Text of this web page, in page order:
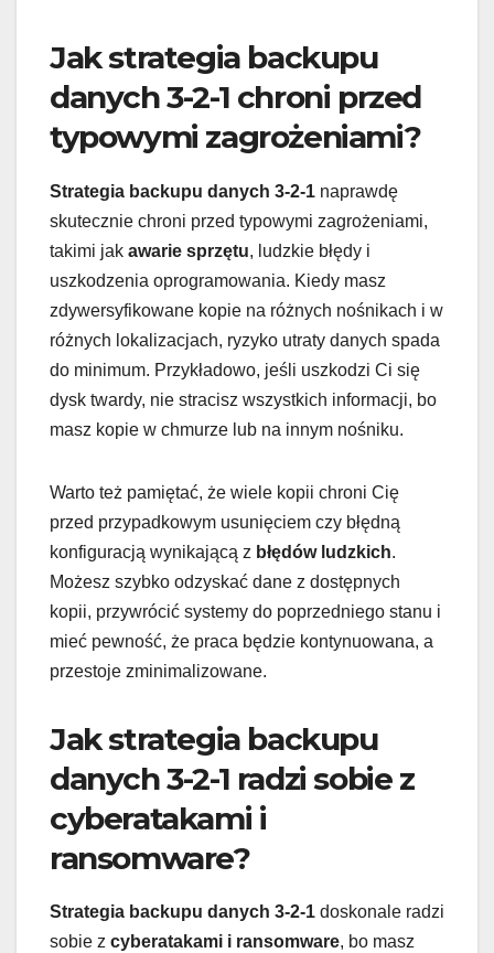
Jak strategia backupu
danych 3-2-1 chroni przed
typowymi zagrożeniami?
Strategia backupu danych 3-2-1 naprawdę
skutecznie chroni przed typowymi zagrożeniami,
takimi jak awarie sprzętu, ludzkie błędy i
uszkodzenia oprogramowania. Kiedy masz
zdywersyfikowane kopie na różnych nośnikach i w
różnych lokalizacjach, ryzyko utraty danych spada
do minimum. Przykładowo, jeśli uszkodzi Ci się
dysk twardy, nie stracisz wszystkich informacji, bo
masz kopie w chmurze lub na innym nośniku.
Warto też pamiętać, że wiele kopii chroni Cię
przed przypadkowym usunięciem czy błędną
konfiguracją wynikającą z błędów ludzkich.
Możesz szybko odzyskać dane z dostępnych
kopii, przywrócić systemy do poprzedniego stanu i
mieć pewność, że praca będzie kontynuowana, a
przestoje zminimalizowane.
Jak strategia backupu
danych 3-2-1 radzi sobie z
cyberatakami i
ransomware?
Strategia backupu danych 3-2-1 doskonale radzi
sobie z cyberatakami i ransomware, bo masz